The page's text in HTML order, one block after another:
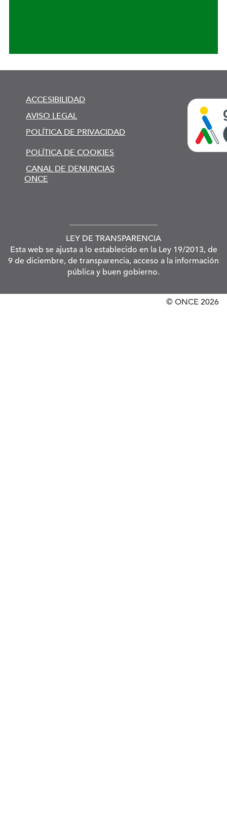
ACCESIBILIDAD
AVISO LEGAL
POLÍTICA DE PRIVACIDAD
POLÍTICA DE COOKIES
CANAL DE DENUNCIAS
ONCE
LEY DE TRANSPARENCIA
Esta web se ajusta a lo establecido en la Ley 19/2013, de
9 de diciembre, de transparencia, acceso a la información
pública y buen gobierno.
© ONCE 2026